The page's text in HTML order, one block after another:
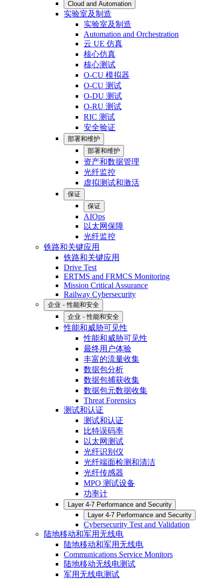
Cloud and Automation
实验室及制造
实验室及制造
Automation and Orchestration
云 UE 仿真
核心仿真
核心测试
O-CU 模拟器
O-CU 测试
O-DU 测试
O-RU 测试
RIC 测试
安全验证
部署和维护
部署和维护
资产和数据管理
光纤监控
虚拟测试和激活
保证
保证
AIOps
以太网保障
光纤监控
铁路和关键应用
铁路和关键应用
Drive Test
ERTMS and FRMCS Monitoring
Mission Critical Assurance
Railway Cybersecurity
企业 - 性能和安全
企业 - 性能和安全
性能和威胁可见性
性能和威胁可见性
最终用户体验
丰富的流量收集
数据包分析
数据包捕获收集
数据包元数据收集
Threat Forensics
测试和认证
测试和认证
比特误码率
以太网测试
光纤识别仪
光纤端面检测和清洁
光纤传感器
MPO 测试设备
功率计
Layer 4-7 Performance and Security
Layer 4-7 Performance and Security
Cybersecurity Test and Validation
陆地移动和军用无线电
陆地移动和军用无线电
Communications Service Monitors
陆地移动无线电测试
军用无线电测试